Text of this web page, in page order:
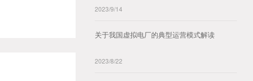
2023/9/14
关于我国虚拟电厂的典型运营模式解读
2023/8/22